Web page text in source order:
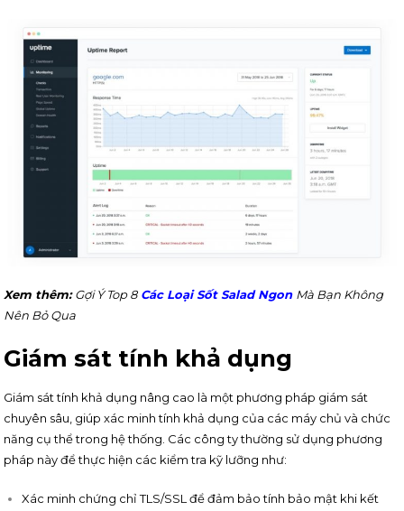
Xem thêm:Gợi Ý Top 8Các Loại Sốt Salad Ngon Mà Bạn Không
Nên Bỏ Qua
Giám sát tính khả dụng
Giám sát tính khả dụng nâng cao là một phương pháp giám sát
chuyên sâu, giúp xác minh tính khả dụng của các máy chủ và chức
năng cụ thể trong hệ thống. Các công ty thường sử dụng phương
pháp này để thực hiện các kiểm tra kỹ lưỡng như:
Xác minh chứng chỉ TLS/SSL để đảm bảo tính bảo mật khi kết